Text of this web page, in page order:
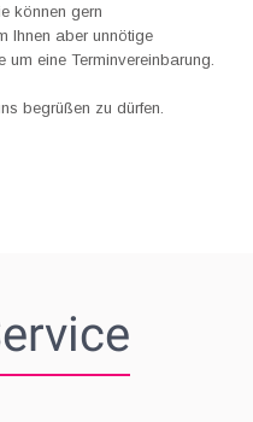
können gern
Ihnen aber unnötige
um eine Terminvereinbarung.
begrüßen zu dürfen.